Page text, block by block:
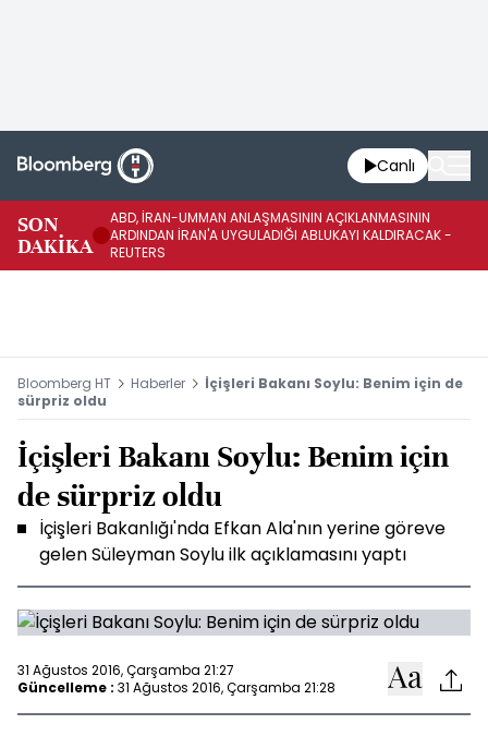
Canlı
SON
DAKİKA
ABD, İRAN-UMMAN ANLAŞMASININ AÇIKLANMASININ
ARDINDAN İRAN'A UYGULADIĞI ABLUKAYI KALDIRACAK -
REUTERS
Bloomberg HT Haberler
İçişleri Bakanı Soylu: Benim için de
sürpriz oldu
İçişleri Bakanı Soylu: Benim için
de sürpriz oldu
İçişleri Bakanlığı'nda Efkan Ala'nın yerine göreve
gelen Süleyman Soylu ilk açıklamasını yaptı
31 Ağustos 2016, Çarşamba 21:27
Güncelleme : 31 Ağustos 2016, Çarşamba 21:28